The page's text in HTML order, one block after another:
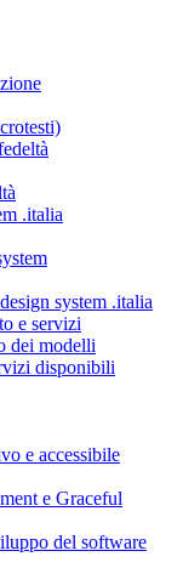
.italia
system .italia
e servizi
dei modelli
disponibili
e accessibile
e Graceful
del software